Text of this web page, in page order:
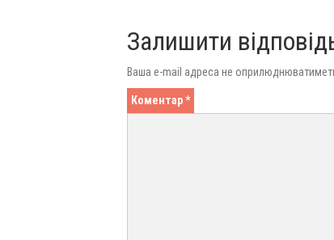
Залишити
Ваша e-mail адреса не
Коментар*